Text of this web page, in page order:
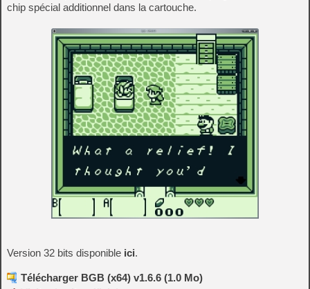
chip spécial additionnel dans la cartouche.
Version 32 bits disponible ici.
Télécharger BGB (x64) v1.6.6 (1.0 Mo)